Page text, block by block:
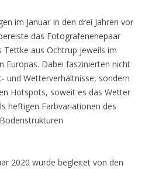
im Januar In den drei Jahren vor
das Fotografenehepaar
Tettke aus Ochtrup jeweils im
Europas. Dabei faszinierten nicht
und Wetterverhältnisse, sondern
Hotspots, soweit es das Wetter
heftigen Farbvariationen des
2020 wurde begleitet von den